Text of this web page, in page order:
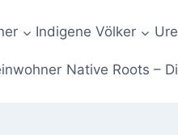
Indigene Völker
Native Roots –